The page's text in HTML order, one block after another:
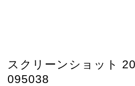
スクリーンショット
095038